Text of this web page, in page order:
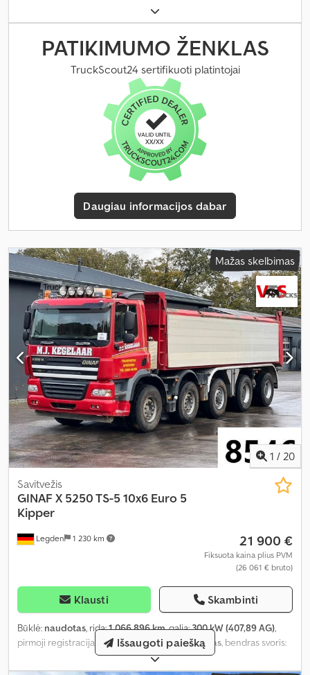
, ratų bazė:6 200 mm
spalva:kitas, vairuotojo kabina:dieninė kabina, pavaros tipas:
mechaninis, emisijos klasė: Euro 5 , sėdimų vietų skaičius:
bendras ilgis:8 820 mm, bendras plotis:2 550 mm, Gamybos
, Įranga:kranas,
PATIKIMUMO ŽENKLAS
TruckScout24 sertifikuoti platintojai
Daugiau informacijos dabar
Mažas skelbimas
1 / 20
Legden 1 230 km
Savitvežis
GINAF X 5250 TS-5 10x6 Euro 5
Kipper
21 900 €
Fiksuota kaina plius PVM
(26 061 € bruto)
Klausti Skambinti
Būklė: naudotas, rida:1 066 896 km, galia:300 kW (407,89 AG),
pirmoji registracija:
01/2008, kuro tipas:dyzelinas, bendras svoris:
, ašių konfigūracija:3 ašys, spalva:raudona
tipas:automatinis, Įranga:oro kondicionavimas,
Išsaugoti paiešką